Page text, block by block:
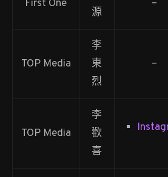
First One
源
–
TOP Media
李
東
烈
–
TOP Media
李
歡
喜